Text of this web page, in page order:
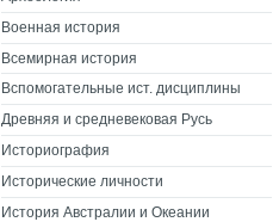
Военная история
Всемирная история
Вспомогательные ист. дисциплины
Древняя и средневековая Русь
Историография
Исторические личности
История Австралии и Океании